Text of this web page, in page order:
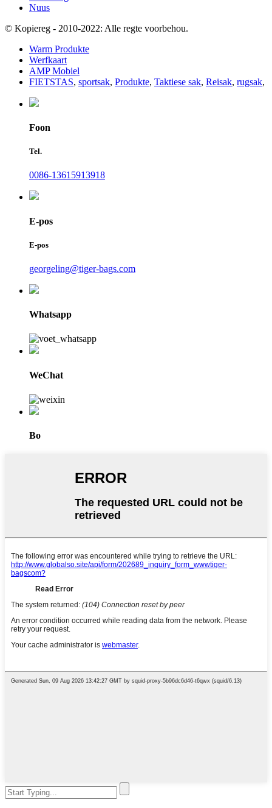
Nuus
© Kopiereg - 2010-2022: Alle regte voorbehou.
Warm Produkte
Werfkaart
AMP Mobiel
FIETSTAS, sportsak, Produkte, Taktiese sak, Reisak, rugsak,
Foon
Tel.
0086-13615913918
E-pos
E-pos
georgeling@tiger-bags.com
Whatsapp
WeChat
Bo